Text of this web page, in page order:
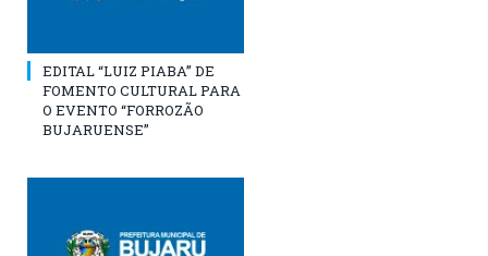
EDITAL “LUIZ PIABA” DE
FOMENTO CULTURAL PARA
O EVENTO “FORROZÃO
BUJARUENSE”